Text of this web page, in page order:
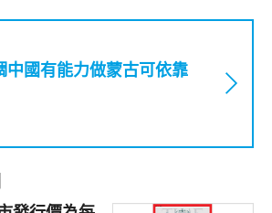
國有能力做蒙古可依靠